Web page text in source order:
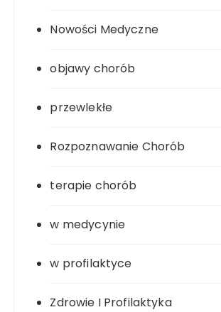
Nowości Medyczne
objawy chorób
przewlekłe
Rozpoznawanie Chorób
terapie chorób
w medycynie
w profilaktyce
Zdrowie I Profilaktyka